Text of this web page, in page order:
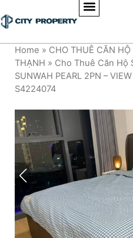
Home » CHO THUÊ CĂN HỘ
THẠNH » Cho Thuê Căn Hộ
SUNWAH PEARL 2PN –
S4224074